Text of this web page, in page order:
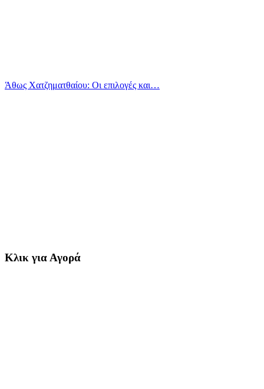
Άθως Χατζηματθαίου: Οι επιλογές και…
Κλικ για Αγορά